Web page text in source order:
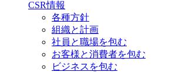
CSR情報
各種方針
組織と計画
社員と職場を包む
お客様と消費者を包む
ビジネスを包む